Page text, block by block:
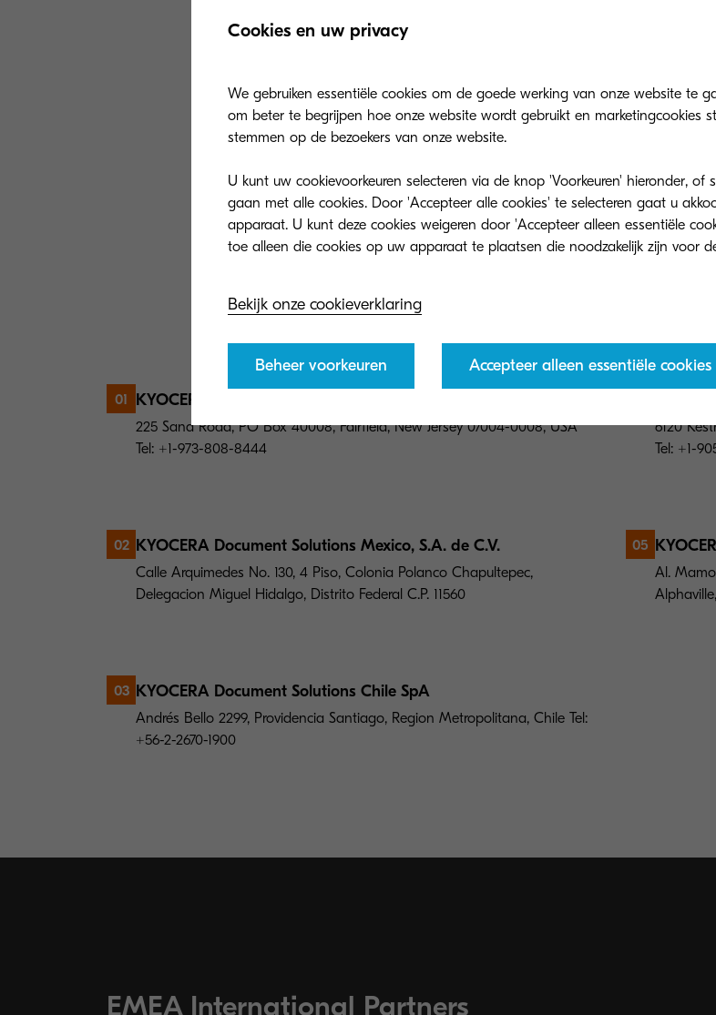
E-mail: info@deu.kyocera.com
Filiaal Duitsland
KYOCERA Document Solutions Europe B.V
Otto-Hahn-Str. 12 D-40670 Meerbusch
E-mail: info@deu.kyocera.com
Noord- en Zuid-Amerika
Adressen KYOCERA Document Solutions in Noord- en
01 KYOCERA Document Solutions America, Inc.
225 Sand Road, PO Box 40008, Fairfield, New Jersey 07004-0008, USA
Tel: +1-973-808-8444
02 KYOCERA Document Solutions Mexico, S.A. de C.V.
Calle Arquimedes No. 130, 4 Piso, Colonia Polanco Chapultepec,
Delegacion Miguel Hidalgo, Distrito Federal C.P. 11560
03 KYOCERA Document Solutions Chile SpA
Andrés Bello 2299, Providencia Santiago, Region Metropolitana, Chile Tel:
+56-2-2670-1900
6120
Tel: +1-
05
Al.
EMEA International Partners
Cookies en uw privacy
We gebruiken essentiële cookies om de goede werking van onze website te
om beter te begrijpen hoe onze website wordt gebruikt en marketingcookies
stemmen op de bezoekers van onze website.
U kunt uw cookievoorkeuren selecteren via de knop 'Voorkeuren' hieronder,
gaan met alle cookies. Door 'Accepteer alle cookies' te selecteren gaat u
apparaat. U kunt deze cookies weigeren door 'Accepteer alleen essentiële
Bekijk onze cookieverklaring
Beheer voorkeuren Accepteer alleen essentiële cookies